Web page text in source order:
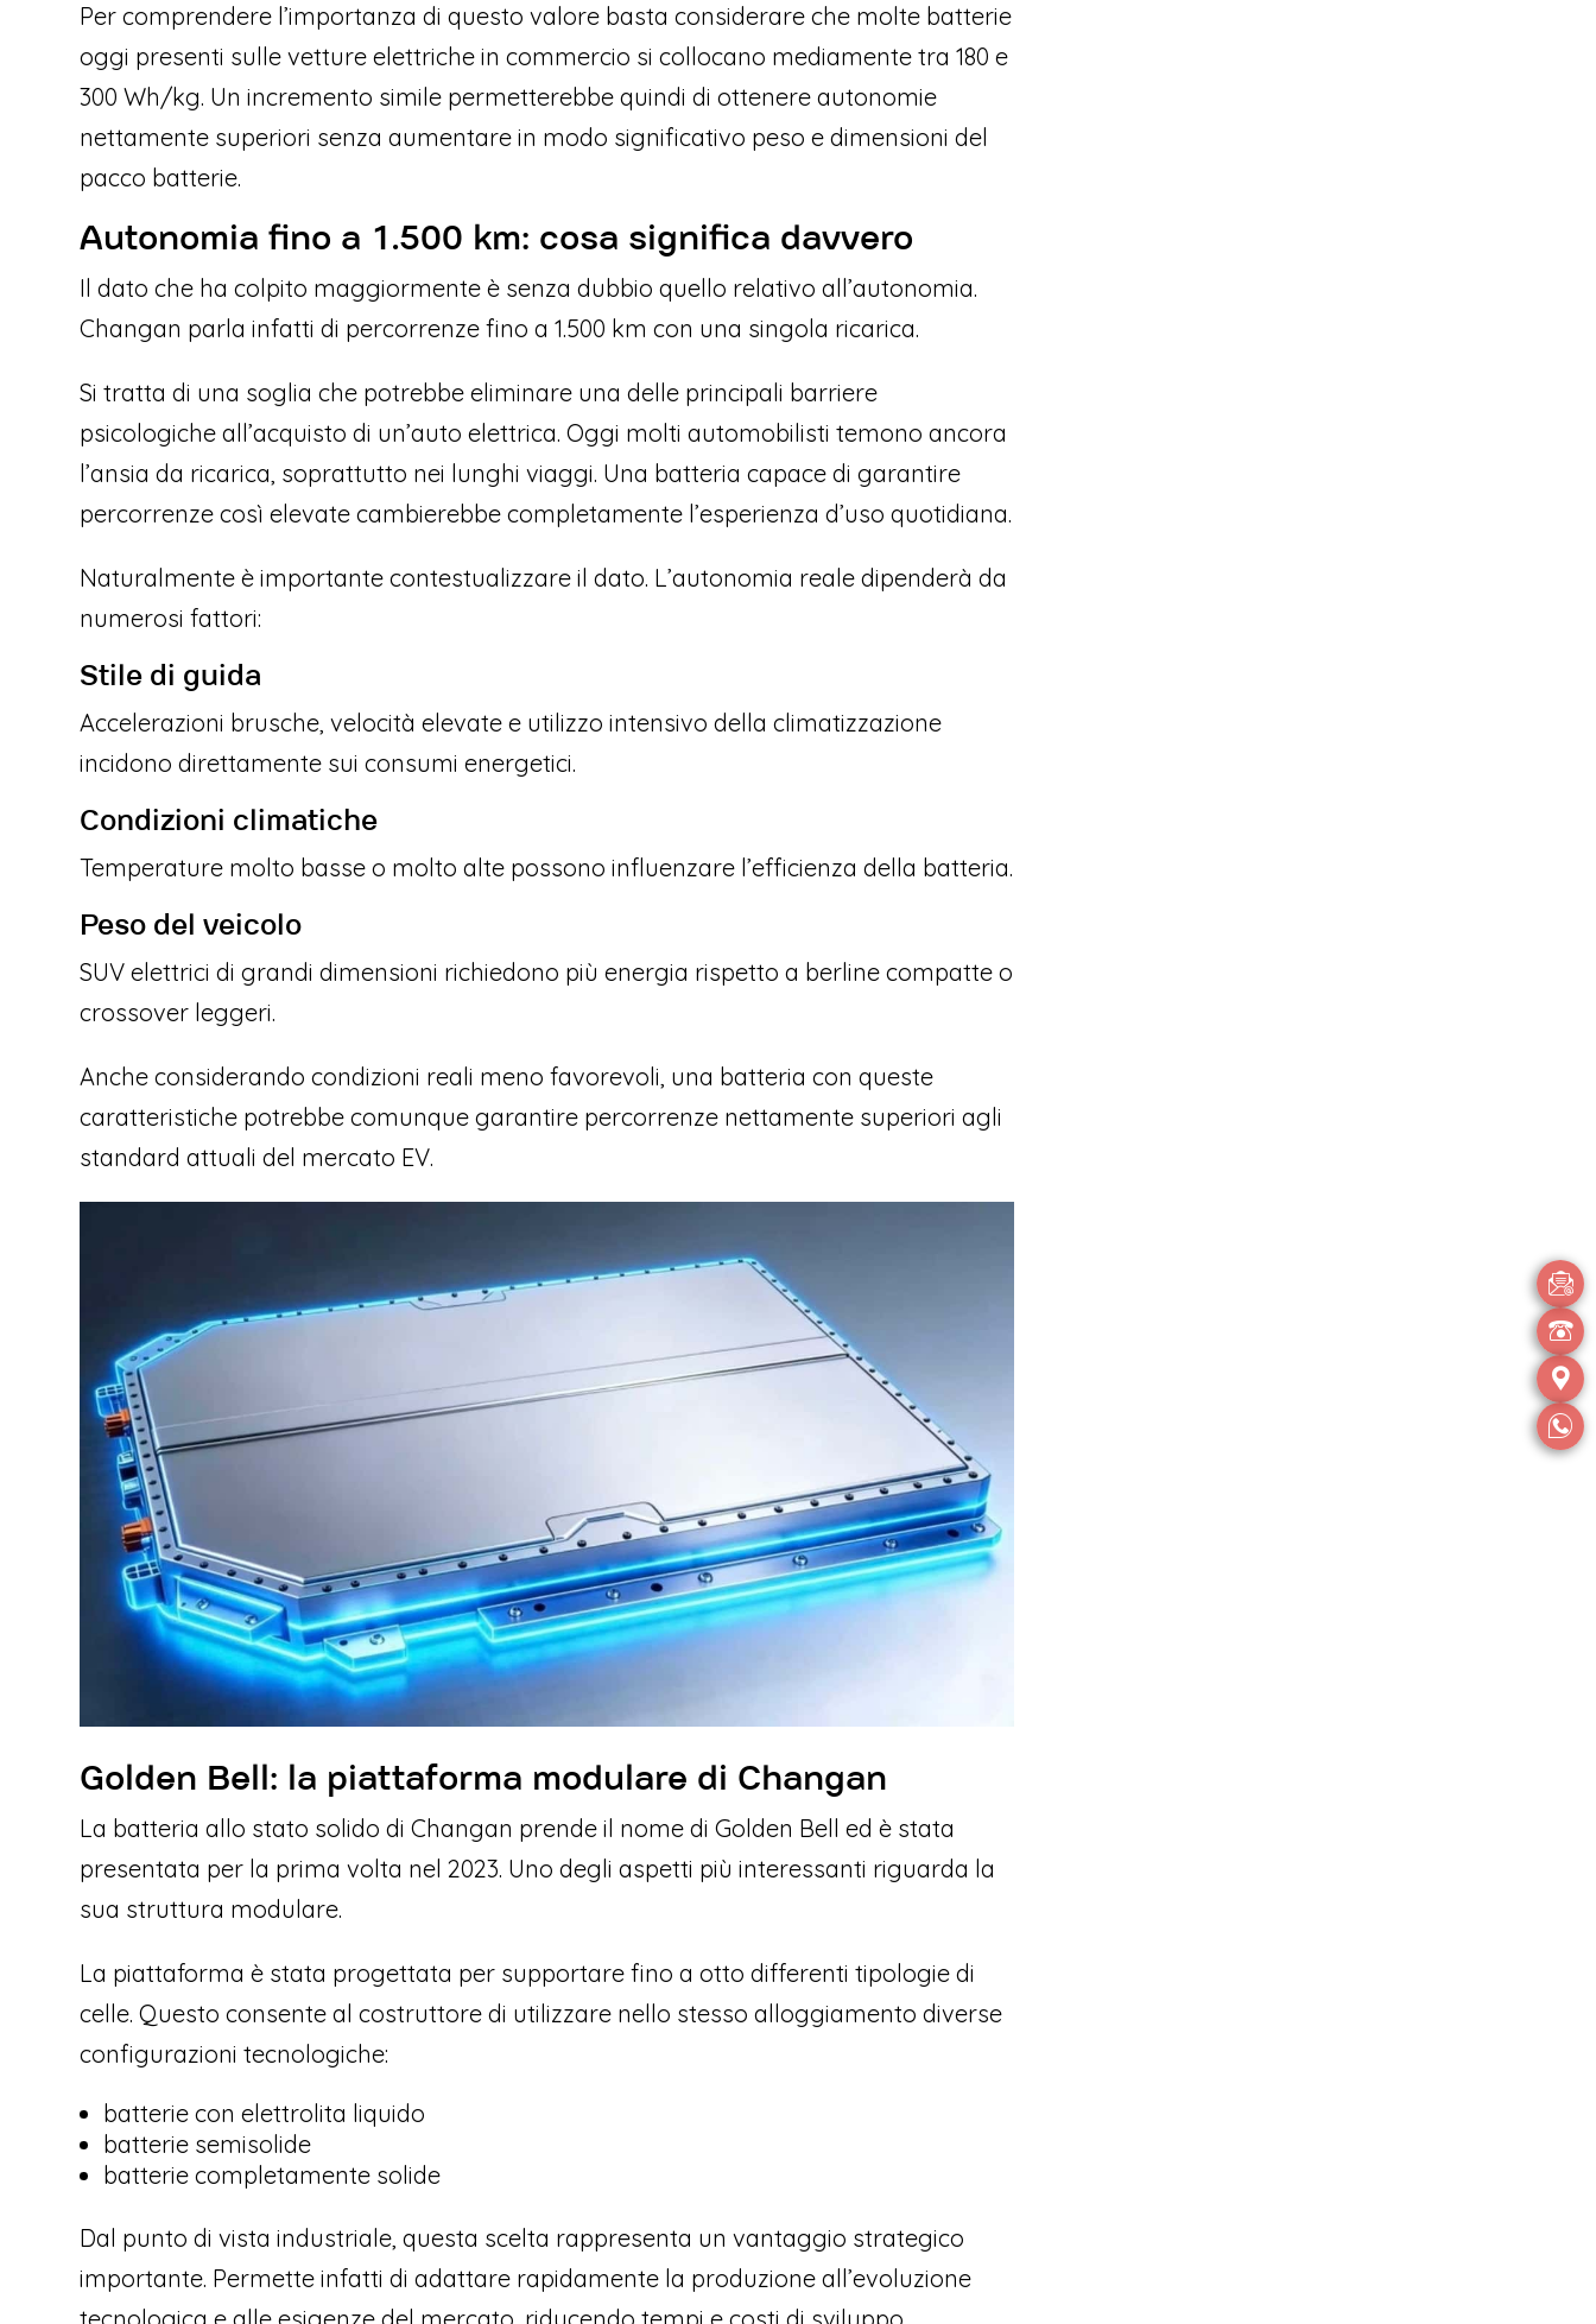
Per comprendere l’importanza di questo valore basta considerare che molte batterie
oggi presenti sulle vetture elettriche in commercio si collocano mediamente tra 180 e
300 Wh/kg. Un incremento simile permetterebbe quindi di ottenere autonomie
nettamente superiori senza aumentare in modo significativo peso e dimensioni del
pacco batterie.
Autonomia fino a 1.500 km: cosa significa davvero
Il dato che ha colpito maggiormente è senza dubbio quello relativo all’autonomia.
Changan parla infatti di percorrenze fino a 1.500 km con una singola ricarica.
Si tratta di una soglia che potrebbe eliminare una delle principali barriere
psicologiche all’acquisto di un’auto elettrica. Oggi molti automobilisti temono ancora
l’ansia da ricarica, soprattutto nei lunghi viaggi. Una batteria capace di garantire
percorrenze così elevate cambierebbe completamente l’esperienza d’uso quotidiana.
Naturalmente è importante contestualizzare il dato. L’autonomia reale dipenderà da
numerosi fattori:
Stile di guida
Accelerazioni brusche, velocità elevate e utilizzo intensivo della climatizzazione
incidono direttamente sui consumi energetici.
Condizioni climatiche
Temperature molto basse o molto alte possono influenzare l’efficienza della batteria.
Peso del veicolo
SUV elettrici di grandi dimensioni richiedono più energia rispetto a berline compatte o
crossover leggeri.
Anche considerando condizioni reali meno favorevoli, una batteria con queste
caratteristiche potrebbe comunque garantire percorrenze nettamente superiori agli
standard attuali del mercato EV.
Golden Bell: la piattaforma modulare di Changan
La batteria allo stato solido di Changan prende il nome di Golden Bell ed è stata
presentata per la prima volta nel 2023. Uno degli aspetti più interessanti riguarda la
sua struttura modulare.
La piattaforma è stata progettata per supportare fino a otto differenti tipologie di
celle. Questo consente al costruttore di utilizzare nello stesso alloggiamento diverse
configurazioni tecnologiche:
batterie con elettrolita liquido
batterie semisolide
batterie completamente solide
Dal punto di vista industriale, questa scelta rappresenta un vantaggio strategico
importante. Permette infatti di adattare rapidamente la produzione all’evoluzione